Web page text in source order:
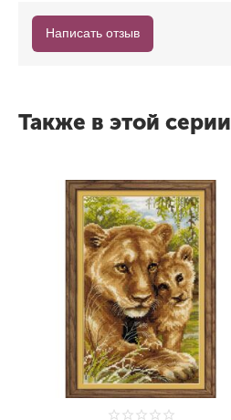
Написать отзыв
Также в этой серии